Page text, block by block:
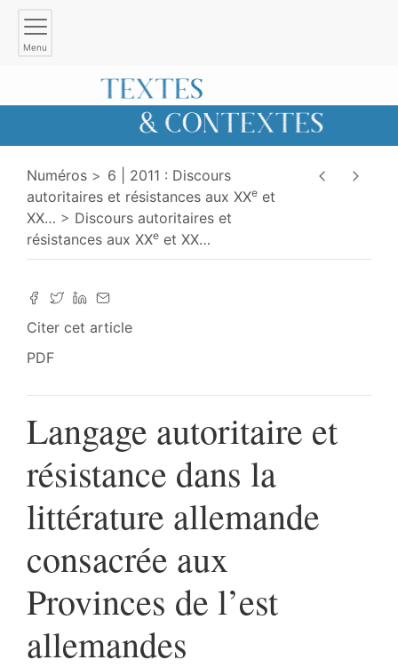
Menu
Numéros
6 | 2011 : Discours
autoritaires et résistances aux XXe et
XX…
Discours autoritaires et
résistances aux XXe et XX…
Citer cet article
PDF
Langage autoritaire et
résistance dans la
littérature allemande
consacrée aux
Provinces de l’est
allemandes